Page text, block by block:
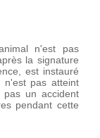
n'est pas
la signature
est instauré
n'est pas atteint
un accident
pendant cette